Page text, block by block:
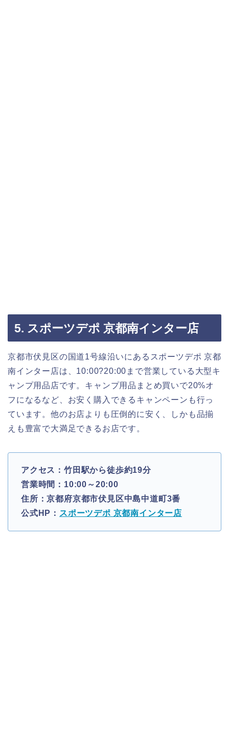
5. スポーツデポ 京都南インター店
京都市伏見区の国道1号線沿いにあるスポーツデポ 京都
南インター店は、10:00?20:00まで営業している大型キ
ャンプ用品店です。キャンプ用品まとめ買いで20%オ
フになるなど、お安く購入できるキャンペーンも行っ
ています。他のお店よりも圧倒的に安く、しかも品揃
えも豊富で大満足できるお店です。
アクセス：竹田駅から徒歩約19分
営業時間：10:00～20:00
住所：京都府京都市伏見区中島中道町3番
公式HP： スポーツデポ 京都南インター店